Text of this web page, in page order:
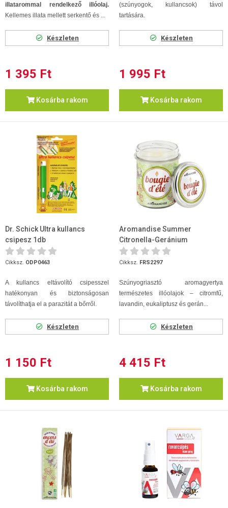
illatarommal rendelkező illóolaj.
Kellemes illata mellett serkentő és ...
Készleten
1 395 Ft
Kosárba rakom
(szúnyogok, kullancsok) távol
tartására.
Készleten
1 995 Ft
Kosárba rakom
Dr. Schick Ultra kullancs
csipesz 1db
Cikksz. ODP0463
A kullancs eltávolító csipesszel
hatékonyan és biztonságosan
távolíthatja el a parazitát a bőrről.
Készleten
1 150 Ft
Kosárba rakom
Aromandise Summer
Citronella-Geránium
szúnyogriasztó aromagyert...
Cikksz. FRS2297
Szúnyogriasztó aromagyertya
természetes illóolajok – citromfű,
lavandin, eukaliptusz és gerán...
Készleten
4 415 Ft
Kosárba rakom